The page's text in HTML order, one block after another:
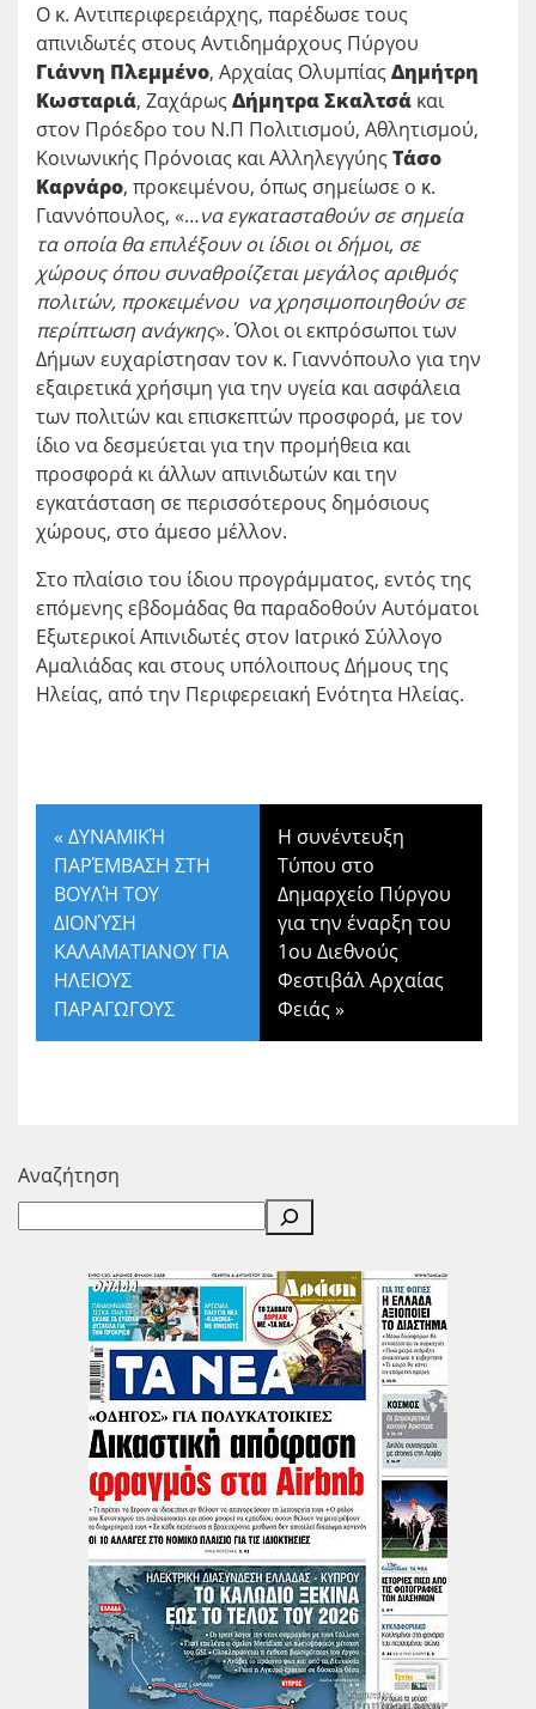
Ο κ. Αντιπεριφερειάρχης, παρέδωσε τους
απινιδωτές στους Αντιδημάρχους Πύργου
Γιάννη Πλεμμένο, Αρχαίας Ολυμπίας Δημήτρη
Κωσταριά, Ζαχάρως Δήμητρα Σκαλτσά και
στον Πρόεδρο του Ν.Π Πολιτισμού, Αθλητισμού,
Κοινωνικής Πρόνοιας και Αλληλεγγύης Τάσο
Καρνάρο, προκειμένου, όπως σημείωσε ο κ.
Γιαννόπουλος, «…να εγκατασταθούν σε σημεία
τα οποία θα επιλέξουν οι ίδιοι οι δήμοι, σε
χώρους όπου συναθροίζεται μεγάλος αριθμός
πολιτών, προκειμένου να χρησιμοποιηθούν σε
περίπτωση ανάγκης». Όλοι οι εκπρόσωποι των
Δήμων ευχαρίστησαν τον κ. Γιαννόπουλο για την
εξαιρετικά χρήσιμη για την υγεία και ασφάλεια
των πολιτών και επισκεπτών προσφορά, με τον
ίδιο να δεσμεύεται για την προμήθεια και
προσφορά κι άλλων απινιδωτών και την
εγκατάσταση σε περισσότερους δημόσιους
χώρους, στο άμεσο μέλλον.
Στο πλαίσιο του ίδιου προγράμματος, εντός της
επόμενης εβδομάδας θα παραδοθούν Αυτόματοι
Εξωτερικοί Απινιδωτές στον Ιατρικό Σύλλογο
Αμαλιάδας και στους υπόλοιπους Δήμους της
Ηλείας, από την Περιφερειακή Ενότητα Ηλείας.
« ΔΥΝΑΜΙΚΉ
ΠΑΡΈΜΒΑΣΗ ΣΤΗ
ΒΟΥΛΉ ΤΟΥ
ΔΙΟΝΎΣΗ
ΚΑΛΑΜΑΤΙΑΝΟΥ ΓΙΑ
ΗΛΕΙΟΥΣ
ΠΑΡΑΓΩΓΟΥΣ
Η συνέντευξη
Τύπου στο
Δημαρχείο Πύργου
για την έναρξη του
1ου Διεθνούς
Φεστιβάλ Αρχαίας
Φειάς»
Αναζήτηση